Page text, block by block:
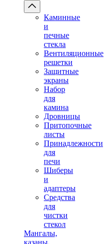
Каминные
и
печные
стекла
Вентиляционные
решетки
Защитные
экраны
Набор
для
камина
Дровницы
Притопочные
листы
Принадлежности
для
печи
Шиберы
и
адаптеры
Средства
для
чистки
стекол
Мангалы,
казаны,